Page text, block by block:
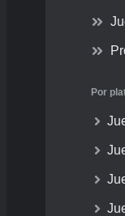
Por